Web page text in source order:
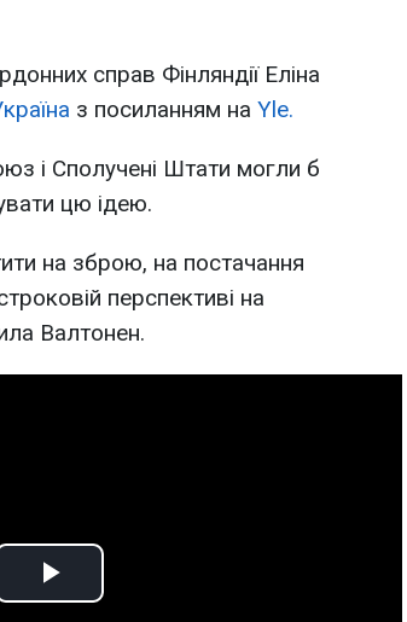
справ Фінляндії Еліна
з посиланням на Yle.
і Сполучені Штати могли б
цю ідею.
на зброю, на постачання
перспективі на
Валтонен.
Play